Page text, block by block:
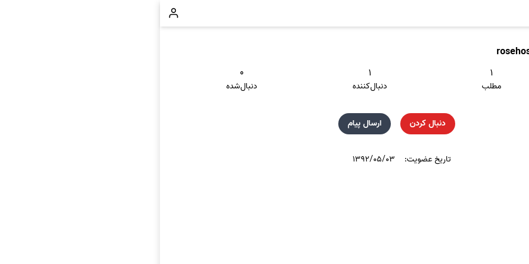
۱
مطلب
۱
دنبال‌کننده
۰
دنبال‌شده
دنبال کردن ارسال پیام
تاریخ عضویت: ۱۳۹۲/۰۵/۰۳